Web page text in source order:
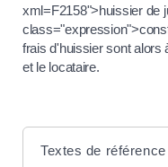
xml=F2158">huissier de
frais d'huissier sont alors
et le locataire.
Textes de référence